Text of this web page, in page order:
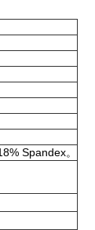
Spandex。